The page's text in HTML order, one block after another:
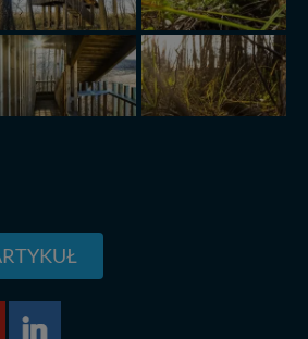
przycisk PRZEJDŹ DO SERWISU
przetwarzanie Twoich danych.
oraz nie udostępnia
podmiotom oraz osobom
jest sytuacja, gdy przekazanie
usługi (przekazanie
kontaktowego, przekazanie danych
usług typu: nocleg, czartery,
o zasadach i funkcjonalności
danych jest: Agencja
pośrednictwem tej